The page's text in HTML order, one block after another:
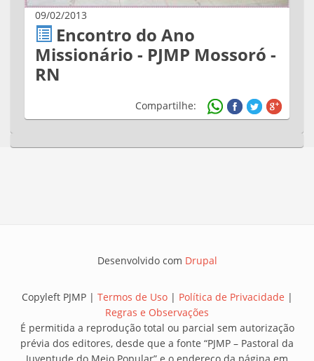
09/02/2013
Encontro do Ano
Missionário - PJMP Mossoró -
RN
Compartilhe:
Desenvolvido com Drupal
Copyleft PJMP | Termos de Uso| Política de Privacidade |
Regras e Observações
É permitida a reprodução total ou parcial sem autorização
prévia dos editores, desde que a fonte “PJMP – Pastoral da